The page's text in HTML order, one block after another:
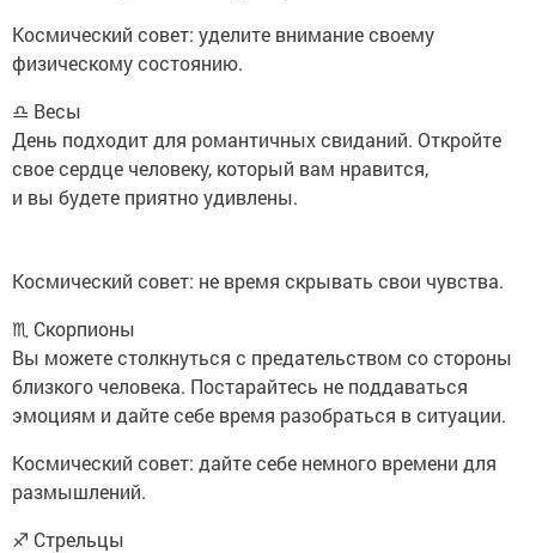
Космический совет: уделите внимание своему
физическому состоянию.
♎ Весы
День подходит для романтичных свиданий. Откройте
свое сердце человеку, который вам нравится,
и вы будете приятно удивлены.
Космический совет: не время скрывать свои чувства.
♏ Скорпионы
Вы можете столкнуться с предательством со стороны
близкого человека. Постарайтесь не поддаваться
эмоциям и дайте себе время разобраться в ситуации.
Космический совет: дайте себе немного времени для
размышлений.
♐ Стрельцы